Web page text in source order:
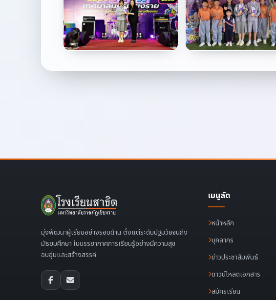
มุ่งพัฒนาผู้เรียนอย่างรอบด้าน ตั้งแต่ระดับปฐมวัยจนถึง
มัธยมศึกษา ในบรรยากาศการเรียนรู้อย่างมีความสุข
อบอุ่นและสร้างสรรค์
เมนูลัด
หน้าหลัก
บุคลากร
ข่าวประชาสัมพันธ์
ดาวน์โหลดเอกสาร
สมัครเรียน